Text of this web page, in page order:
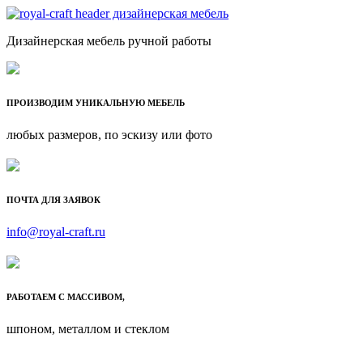
Дизайнерская мебель ручной работы
ПРОИЗВОДИМ УНИКАЛЬНУЮ МЕБЕЛЬ
любых размеров, по эскизу или фото
ПОЧТА ДЛЯ ЗАЯВОК
info@royal-craft.ru
РАБОТАЕМ С МАССИВОМ,
шпоном, металлом и стеклом